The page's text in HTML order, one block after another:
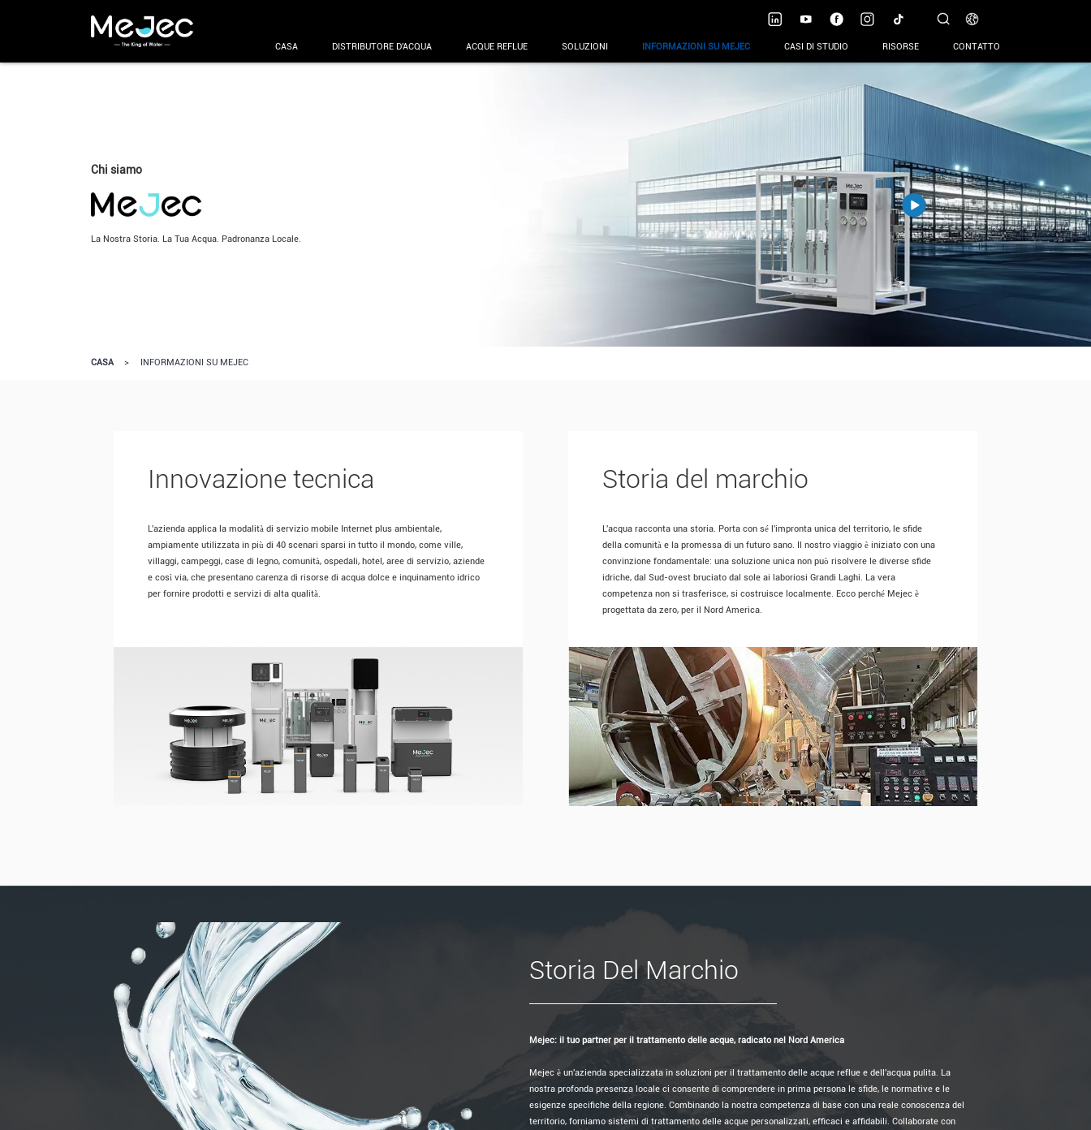
CASA DISTRIBUTORE D'ACQUA ACQUE REFLUE SOLUZIONI INFORMAZIONI SU MEJEC CASI DI STUDIO RISORSE CONTATTO
Chi siamo
La Nostra Storia. La Tua Acqua. Padronanza Locale.
CASA > INFORMAZIONI SU MEJEC
Innovazione tecnica
L'azienda applica la modalità di servizio mobile Internet plus ambientale,
ampiamente utilizzata in più di 40 scenari sparsi in tutto il mondo, come ville,
villaggi, campeggi, case di legno, comunità, ospedali, hotel, aree di servizio, aziende
e così via, che presentano carenza di risorse di acqua dolce e inquinamento idrico
per fornire prodotti e servizi di alta qualità.
Storia del marchio
L'acqua racconta una storia. Porta con sé l'impronta unica del territorio, le sfide
della comunità e la promessa di un futuro sano. Il nostro viaggio è iniziato con una
convinzione fondamentale: una soluzione unica non può risolvere le diverse sfide
idriche, dal Sud-ovest bruciato dal sole ai laboriosi Grandi Laghi. La vera
competenza non si trasferisce, si costruisce localmente. Ecco perché Mejec è
progettata da zero, per il Nord America.
Storia Del Marchio
Mejec: il tuo partner per il trattamento delle acque, radicato nel Nord America
Mejec è un'azienda specializzata in soluzioni per il trattamento delle acque reflue e dell'acqua pulita. La
nostra profonda presenza locale ci consente di comprendere in prima persona le sfide, le normative e le
esigenze specifiche della regione. Combinando la nostra competenza di base con una reale conoscenza del
territorio, forniamo sistemi di trattamento delle acque personalizzati, efficaci e affidabili. Collaborate con